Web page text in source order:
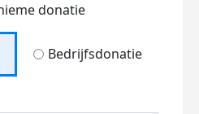
donatie
Bedrijfsdonatie